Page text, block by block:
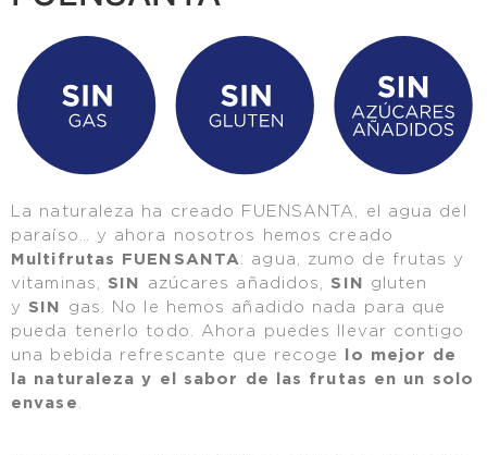
La naturaleza ha creado FUENSANTA, el agua del
paraíso… y ahora nosotros hemos creado
Multifrutas FUENSANTA: agua, zumo de frutas y
vitaminas, SIN azúcares añadidos, SIN
gluten
y SIN
gas. No le hemos añadido nada para que
pueda tenerlo todo. Ahora puedes llevar contigo
una bebida refrescante que recoge
lo mejor de
la naturaleza y el sabor de las frutas en un solo
envase .